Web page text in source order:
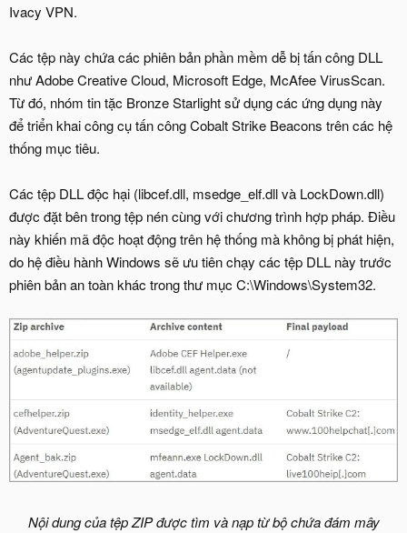
Ivacy VPN.
Các tệp này chứa các phiên bản phần mềm dễ bị tấn công DLL
như Adobe Creative Cloud, Microsoft Edge, McAfee VirusScan.
Từ đó, nhóm tin tặc Bronze Starlight sử dụng các ứng dụng này
để triển khai công cụ tấn công Cobalt Strike Beacons trên các hệ
thống mục tiêu.
Các tệp DLL độc hại (libcef.dll, msedge_elf.dll và LockDown.dll)
được đặt bên trong tệp nén cùng với chương trình hợp pháp. Điều
này khiến mã độc hoạt động trên hệ thống mà không bị phát hiện,
do hệ điều hành Windows sẽ ưu tiên chạy các tệp DLL này trước
phiên bản an toàn khác trong thư mục C:\Windows\System32.
Nội dung của tệp ZIP được tìm và nạp từ bộ chứa đám mây